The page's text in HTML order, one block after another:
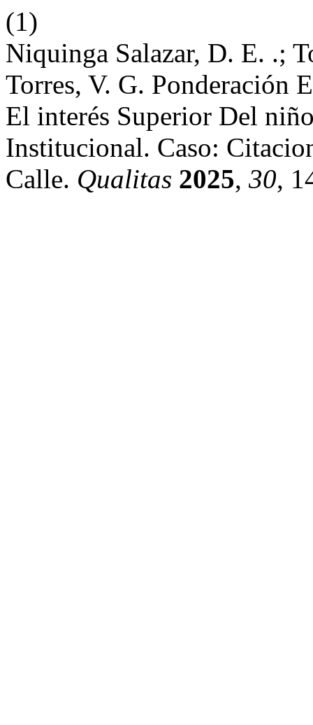
(1)
Niquinga Salazar, D. E. .;
Torres, V. G. Ponderación
El interés Superior Del
Institucional. Caso:
Calle. Qualitas 2025, 30,